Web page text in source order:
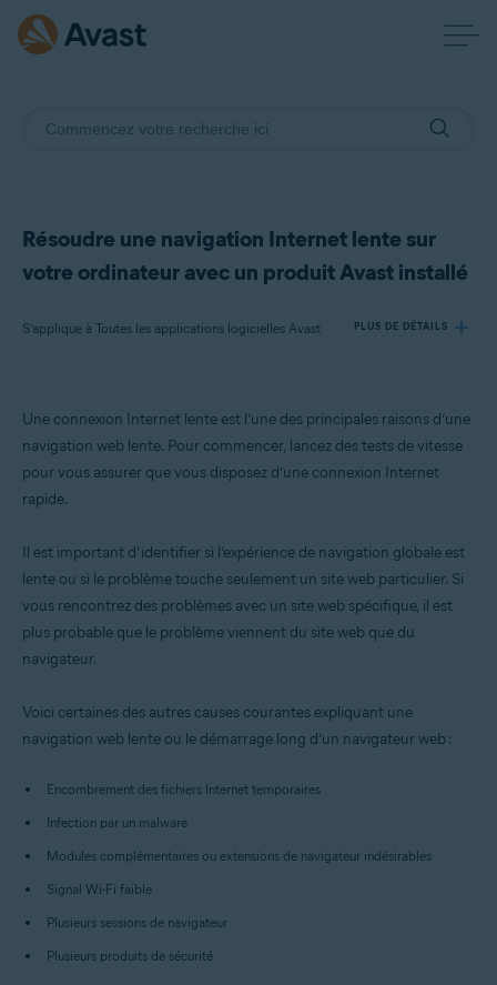
Résoudre une navigation Internet lente sur
votre ordinateur avec un produit Avast installé
S’applique à Toutes les applications logicielles Avast PLUS DE DÉTAILS
Toutes les applications logicielles Avast
Une connexion Internet lente est l’une des principales raisons d’une
navigation web lente. Pour commencer, lancez des tests de vitesse
pour vous assurer que vous disposez d’une connexion Internet
rapide.
Il est important d’identifier si l’expérience de navigation globale est
lente ou si le problème touche seulement un site web particulier. Si
vous rencontrez des problèmes avec un site web spécifique, il est
plus probable que le problème viennent du site web que du
navigateur.
Voici certaines des autres causes courantes expliquant une
navigation web lente ou le démarrage long d’un navigateur web :
Encombrement des fichiers Internet temporaires
Infection par un malware
Modules complémentaires ou extensions de navigateur indésirables
Signal Wi-Fi faible
Plusieurs sessions de navigateur
Plusieurs produits de sécurité